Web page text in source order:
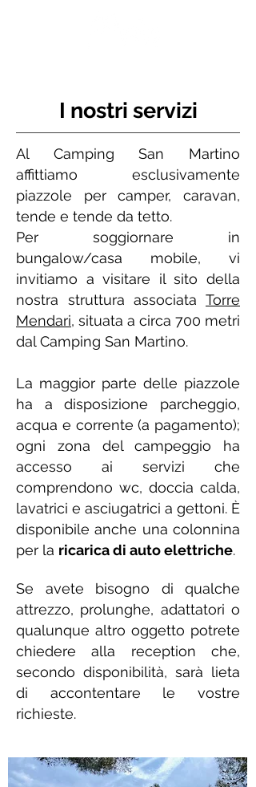
I nostri servizi
Al Camping San Martino
affittiamo esclusivamente
piazzole per camper, caravan,
tende e tende da tetto.
Per soggiornare in
bungalow/casa mobile, vi
invitiamo a visitare il sito della
nostra struttura associata Torre
Mendari, situata a circa 700 metri
dal Camping San Martino.
La maggior parte delle piazzole
ha a disposizione parcheggio,
acqua e corrente (a pagamento);
ogni zona del campeggio ha
accesso ai servizi che
comprendono wc, doccia calda,
lavatrici e asciugatrici a gettoni. È
disponibile anche una colonnina
per la ricarica di auto elettriche.
Se avete bisogno di qualche
attrezzo, prolunghe, adattatori o
qualunque altro oggetto potrete
chiedere alla reception che,
secondo disponibilità, sarà lieta
di accontentare le vostre
richieste.